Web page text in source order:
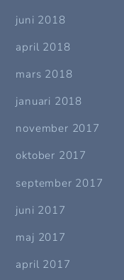
juni 2018
april 2018
mars 2018
januari 2018
november 2017
oktober 2017
september 2017
juni 2017
maj 2017
april 2017